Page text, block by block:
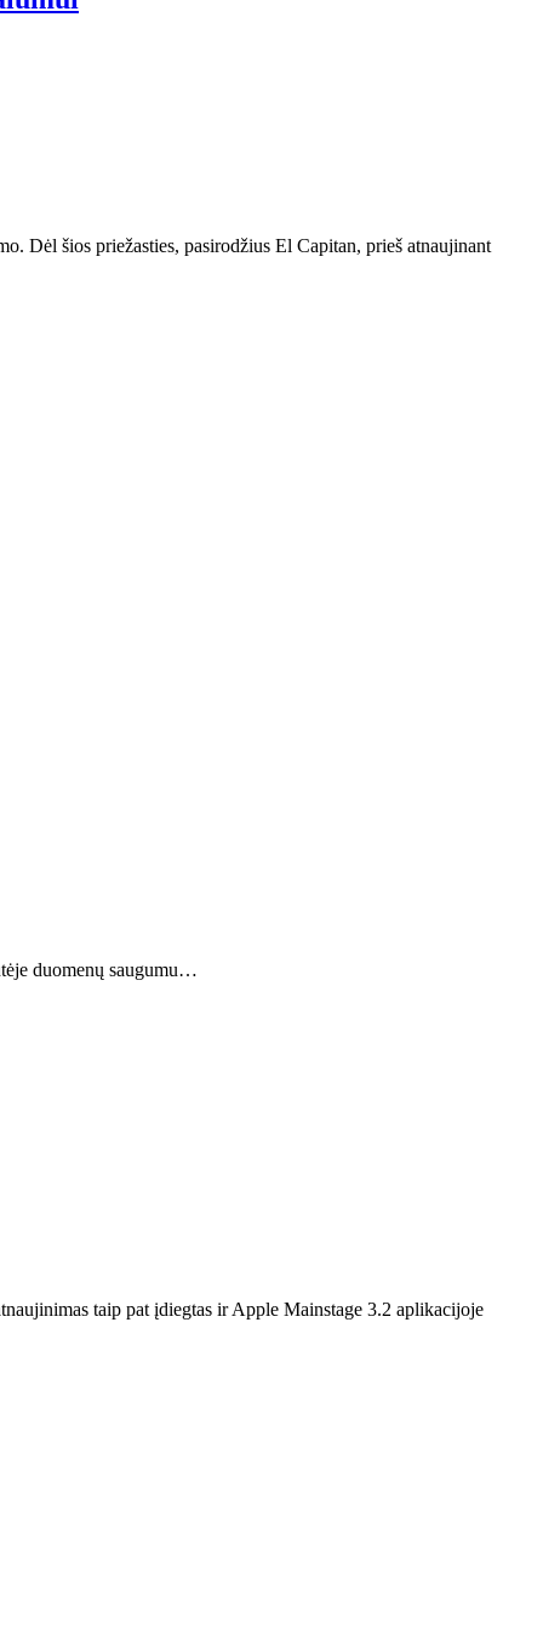
Dėl šios priežasties, pasirodžius El Capitan, prieš atnaujinant
duomenų saugumu…
taip pat įdiegtas ir Apple Mainstage 3.2 aplikacijoje